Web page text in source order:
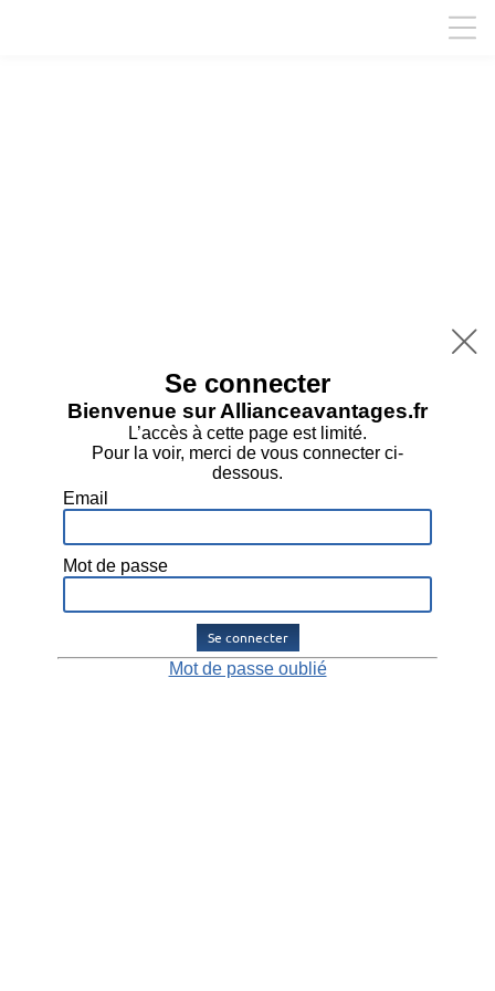

Se connecter
Bienvenue sur Allianceavantages.fr
L’accès à cette page est limité.
Pour la voir, merci de vous connecter ci-
dessous.
Email
Mot de passe
Se connecter
Mot de passe oublié